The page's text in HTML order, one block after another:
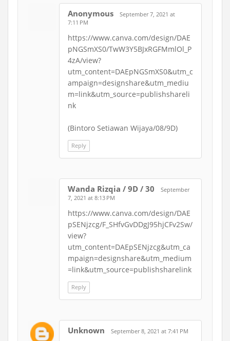
Anonymous
September 7, 2021 at
7:11 PM
https://www.canva.com/design/DAE
pNGSmXS0/TwW3Y5BJxRGFMmlOl_P
4zA/view?
utm_content=DAEpNGSmXS0&utm_c
ampaign=designshare&utm_mediu
m=link&utm_source=publishshareli
nk
(Bintoro Setiawan Wijaya/08/9D)
Reply
Wanda Rizqia / 9D / 30
September
7, 2021 at 8:13 PM
https://www.canva.com/design/DAE
pSENjzcg/F_SHfvGvDDgJ95hjCFv2Sw/
view?
utm_content=DAEpSENjzcg&utm_ca
mpaign=designshare&utm_medium
=link&utm_source=publishsharelink
Reply
Unknown September 8, 2021 at 7:41 PM